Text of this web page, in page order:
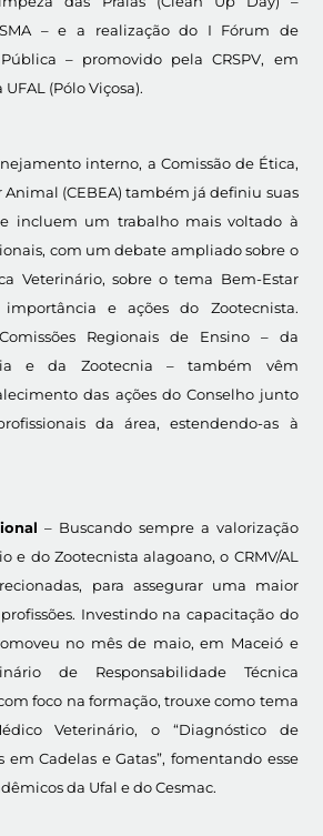
– e a realização do I Fórum de
– promovido pela CRSPV, em
(Pólo Viçosa).
interno, a Comissão de Ética,
Animal (CEBEA) também já definiu suas
incluem um trabalho mais voltado à
com um debate ampliado sobre o
Veterinário, sobre o tema Bem-Estar
e ações do Zootecnista.
Regionais de Ensino – da
e da Zootecnia – também vêm
das ações do Conselho junto
da área, estendendo-as à
– Buscando sempre a valorização
e do Zootecnista alagoano, o CRMV/AL
para assegurar uma maior
Investindo na capacitação do
no mês de maio, em Maceió e
de Responsabilidade Técnica
foco na formação, trouxe como tema
Veterinário, o “Diagnóstico de
em Cadelas e Gatas”, fomentando esse
da Ufal e do Cesmac.